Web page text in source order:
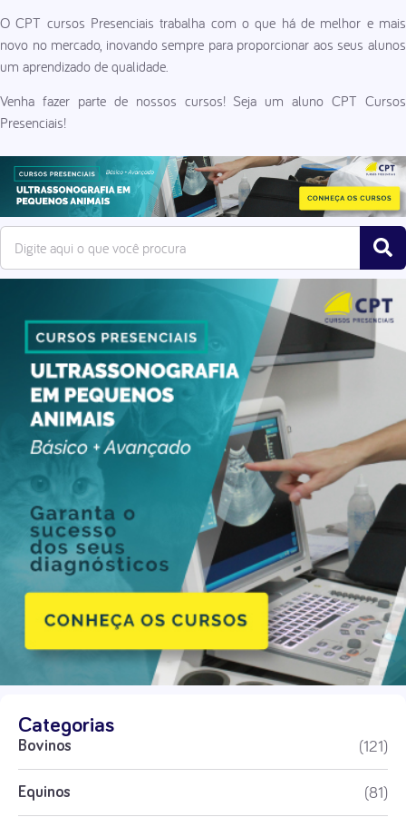
O CPT cursos Presenciais trabalha com o que há de melhor e mais
novo no mercado, inovando sempre para proporcionar aos seus alunos
um aprendizado de qualidade.
Venha fazer parte de nossos cursos! Seja um aluno CPT Cursos
Presenciais!
Categorias
Bovinos (121)
Equinos (81)